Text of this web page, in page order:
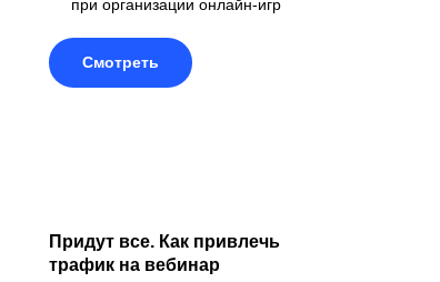
при организации онлайн-игр
Смотреть
Придут все. Как привлечь
трафик на вебинар